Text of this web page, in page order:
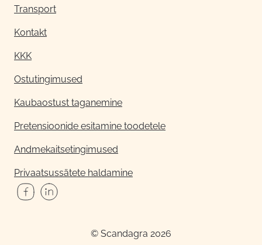
Transport
Kontakt
KKK
Ostutingimused
Kaubaostust taganemine
Pretensioonide esitamine toodetele
Andmekaitsetingimused
Privaatsussätete haldamine
© Scandagra 2026